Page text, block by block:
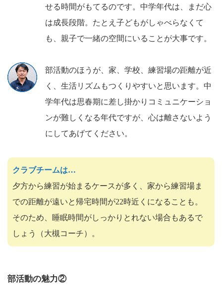
せる時間がもてるのです。中学年代は、まだ心
は成長段階。たとえ子どもがしゃべらなくて
も、親子で一緒の空間にいることが大事です。
部活動のほうが、家、学校、練習場の距離が近
く、生活リズムもつくりやすいと思います。中
学年代は思春期に差し掛かりコミュニケーショ
ンが難しくなる年代ですが、心は離さないよう
にしてあげてください。
クラブチームは…
夕方から練習が始まるケースが多く、家から練習場ま
での距離が遠いと帰宅時間が22時近くになることも。
そのため、睡眠時間がしっかりとれない場合もあるで
しょう（大槻コーチ）。
部活動の魅力②